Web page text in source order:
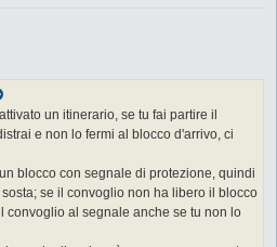
un itinerario, se tu fai partire il
e non lo fermi al blocco d'arrivo, ci
blocco con segnale di protezione, quindi
se il convoglio non ha libero il blocco
convoglio al segnale anche se tu non lo